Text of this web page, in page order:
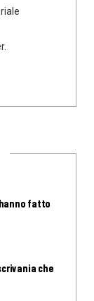
fatto
che